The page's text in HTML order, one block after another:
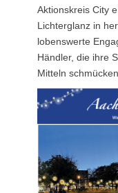
Aktionskreis City
Lichterglanz in
lobenswerte
Händler, die ihre
Mitteln